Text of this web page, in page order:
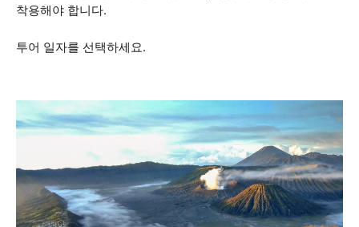
착용해야 합니다.
투어 일자를 선택하세요.